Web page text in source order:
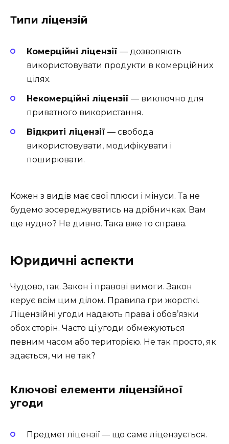
Типи ліцензій
Комерційні ліцензії — дозволяють
використовувати продукти в комерційних
цілях.
Некомерційні ліцензії — виключно для
приватного використання.
Відкриті ліцензії — свобода
використовувати, модифікувати і
поширювати.
Кожен з видів має свої плюси і мінуси. Та не
будемо зосереджуватись на дрібничках. Вам
ще нудно? Не дивно. Така вже то справа.
Юридичні аспекти
Чудово, так. Закон і правові вимоги. Закон
керує всім цим ділом. Правила гри жорсткі.
Ліцензійні угоди надають права і обов’язки
обох сторін. Часто ці угоди обмежуються
певним часом або територією. Не так просто, як
здається, чи не так?
Ключові елементи ліцензійної
угоди
Предмет ліцензії — що саме ліцензується.